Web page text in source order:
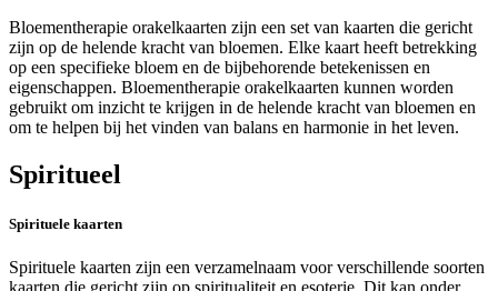
Bloementherapie orakelkaarten zijn een set van kaarten die gericht
zijn op de helende kracht van bloemen. Elke kaart heeft betrekking
op een specifieke bloem en de bijbehorende betekenissen en
eigenschappen. Bloementherapie orakelkaarten kunnen worden
gebruikt om inzicht te krijgen in de helende kracht van bloemen en
om te helpen bij het vinden van balans en harmonie in het leven.
Spiritueel
Spirituele kaarten
Spirituele kaarten zijn een verzamelnaam voor verschillende soorten
kaarten die gericht zijn op spiritualiteit en esoterie. Dit kan onder